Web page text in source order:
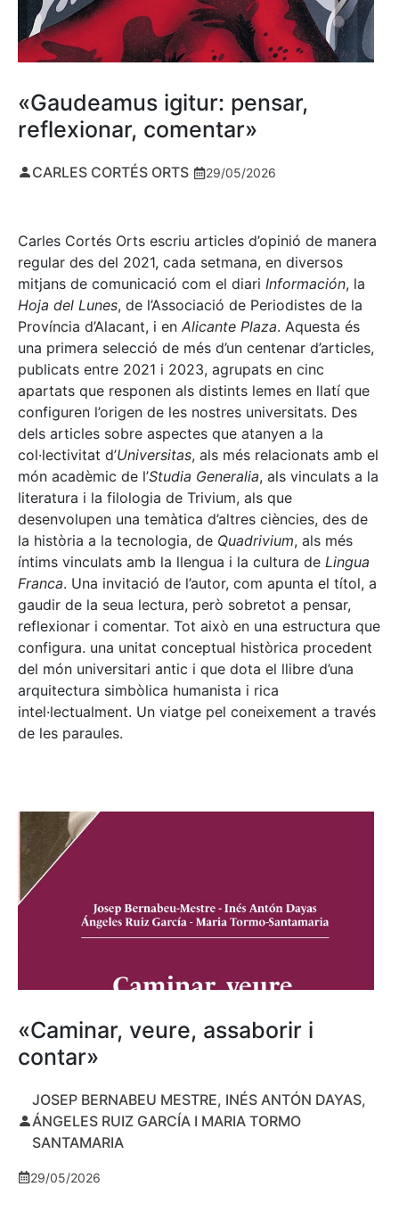
«Gaudeamus igitur: pensar,
reflexionar, comentar»
CARLES CORTÉS ORTS 29/05/2026
Carles Cortés Orts escriu articles d’opinió de manera
regular des del 2021, cada setmana, en diversos
mitjans de comunicació com el diari Información, la
Hoja del Lunes, de l’Associació de Periodistes de la
Província d’Alacant, i en Alicante Plaza. Aquesta és
una primera selecció de més d’un centenar d’articles,
publicats entre 2021 i 2023, agrupats en cinc
apartats que responen als distints lemes en llatí que
configuren l’origen de les nostres universitats. Des
dels articles sobre aspectes que atanyen a la
col·lectivitat d’Universitas, als més relacionats amb el
món acadèmic de l’Studia Generalia, als vinculats a la
literatura i la filologia de Trivium, als que
desenvolupen una temàtica d’altres ciències, des de
la història a la tecnologia, de Quadrivium, als més
íntims vinculats amb la llengua i la cultura de Lingua
Franca. Una invitació de l’autor, com apunta el títol, a
gaudir de la seua lectura, però sobretot a pensar,
reflexionar i comentar. Tot això en una estructura que
configura. una unitat conceptual històrica procedent
del món universitari antic i que dota el llibre d’una
arquitectura simbòlica humanista i rica
intel·lectualment. Un viatge pel coneixement a través
de les paraules.
«Caminar, veure, assaborir i
contar»
JOSEP BERNABEU MESTRE, INÉS ANTÓN DAYAS,
ÁNGELES RUIZ GARCÍA I MARIA TORMO
SANTAMARIA
29/05/2026